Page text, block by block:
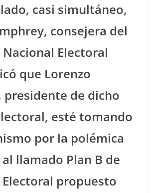
casi simultáneo,
consejera del
Electoral
que Lorenzo
presidente de dicho
esté tomando
por la polémica
llamado Plan B de
propuesto